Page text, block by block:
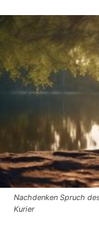
Nachdenken Spruch
Kurier